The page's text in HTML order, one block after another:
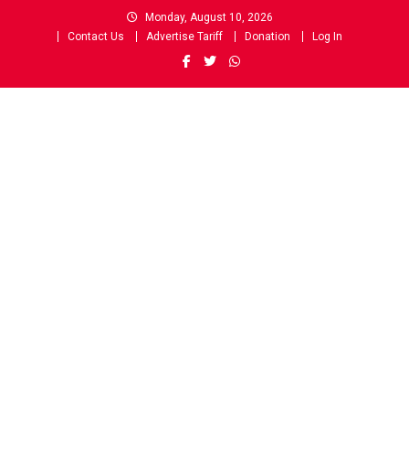
Monday, August 10, 2026
Contact Us
Advertise Tariff Donation Log In